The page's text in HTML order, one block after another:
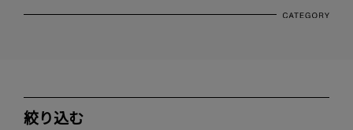
絞り込む